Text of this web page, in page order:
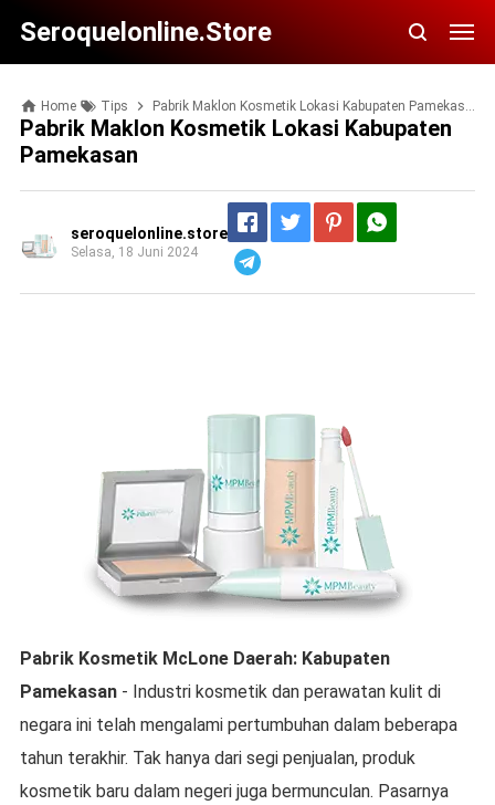
Seroquelonline.store
Home Tips Pabrik Maklon Kosmetik Lokasi Kabupaten Pamekasan
Pabrik Maklon Kosmetik Lokasi Kabupaten
Pamekasan
seroquelonline.store
Selasa, 18 Juni 2024
Pabrik Kosmetik McLone Daerah: Kabupaten
Pamekasan- Industri kosmetik dan perawatan kulit di
negara ini telah mengalami pertumbuhan dalam beberapa
tahun terakhir. Tak hanya dari segi penjualan, produk
kosmetik baru dalam negeri juga bermunculan. Pasarnya